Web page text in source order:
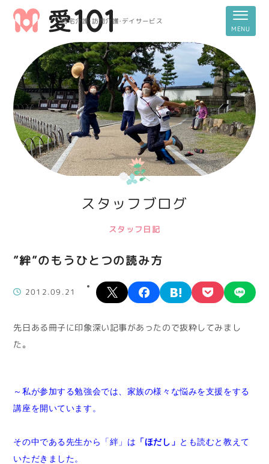
居宅介護・訪問介護・デイサービス
スタッフブログ
スタッフ日記
”絆”のもうひとつの読み方
2012.09.21
X facebookhatena pocket
先日ある冊子に印象深い記事があったので抜粋してみまし
た。
～私が参加する勉強会では、家族の様々な悩みを支援をする
講座を開いています。
その中である先生から「絆」は 「ほだし」 とも読むと教えて
いただきました。